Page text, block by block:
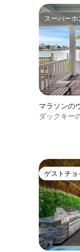
スーパーホ
スーパーホ
マラソンの
ダックキー
ゲストチョ
ゲストチョ